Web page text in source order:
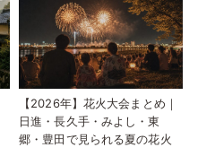
【2026年】花火大会まとめ｜
日進・長久手・みよし・東
郷・豊田で見られる夏の花火